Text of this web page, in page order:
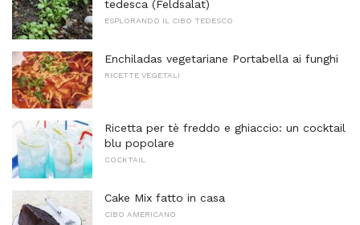
tedesca (Feldsalat)
ESPLORANDO IL CIBO TEDESCO
Enchiladas vegetariane Portabella ai funghi
RICETTE VEGETALI
Ricetta per tè freddo e ghiaccio: un cocktail
blu popolare
COCKTAIL
Cake Mix fatto in casa
CIBO AMERICANO